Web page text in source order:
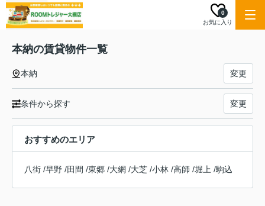
お気に入り
0
本納の賃貸物件一覧
本納 変更
条件から探す 変更
おすすめのエリア
八街 /早野 /田間 /東郷 /大網 /大芝 /小林 /高師 /堀上 /駒込